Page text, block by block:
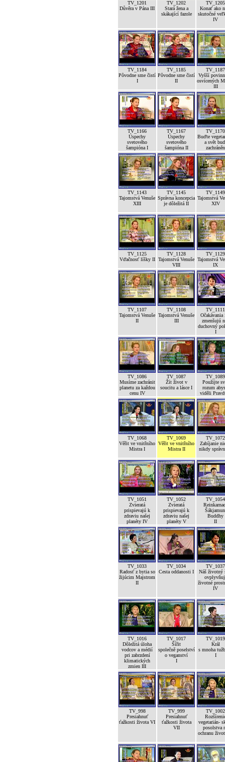
TV_1201
Důvěra v Pána III
TV_1202
Stará žena a
skákající fazole
TV_1205
Konať ako
skutočné
IV
TV_1184
Pôvodne sme čistí
I
TV_1185
Pôvodne sme čistí
II
TV_1187
Vyšší
osvícených
III
TV_1166
Úspechy
svetového
šampióna I
TV_1167
Úspechy
svetového
šampióna II
TV_1170
Buďte
a svět
zachráněn
TV_1143
Tajomstvá Venuše
XIII
TV_1145
Správna koncepcia
je dôležitá II
TV_1149
Tajomstvá
XIV
TV_1125
Vďačnosť líšky II
TV_1128
Tajomstvá Venuše
VIII
TV_1129
Tajomstvá
IX
TV_1107
Tajomstvá Venuše
II
TV_1108
Tajomstvá Venuše
III
TV_1111
Očakávania
zmenšujú
duchovný
I
TV_1086
Musíme zachránit
planetu za každou
cenu IV
TV_1087
Žít život v
soucitu a lásce I
TV_1089
Použijte
rozum
viděli
TV_1068
Věřit ve vnitřního
Mistra I
TV_1069
Věřit ve vnitřního
Mistra II
TV_1072
Zabíjanie
nikdy
TV_1051
Zvieratá
prispievajú k
zdraviu našej
planéty IV
TV_1052
Zvieratá
prispievajú k
zdraviu našej
planéty V
TV_1054
Buddhy
II
TV_1033
Radosť z bytia so
žijúcim Majstrom
II
TV_1034
Cesta oddanosti I
TV_1037
Náš životný
životné
IV
TV_1016
Dôležitá úloha
vodcov a médií
pri zabrzdení
klimatických
zmien III
TV_1017
Šířit
společně poselství
o veganství
I
TV_1019
Král
s mnoha
I
TV_998
Presiahnuť
ťažkosti života VI
TV_999
Presiahnuť
ťažkosti života
VII
TV_1002
vegetarián-
posolstva
ochranu